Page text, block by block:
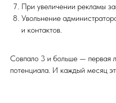
При увеличении рекламы
Увольнение
и контактов.
Совпало 3 и больше — первая
потенциала. И каждый месяц